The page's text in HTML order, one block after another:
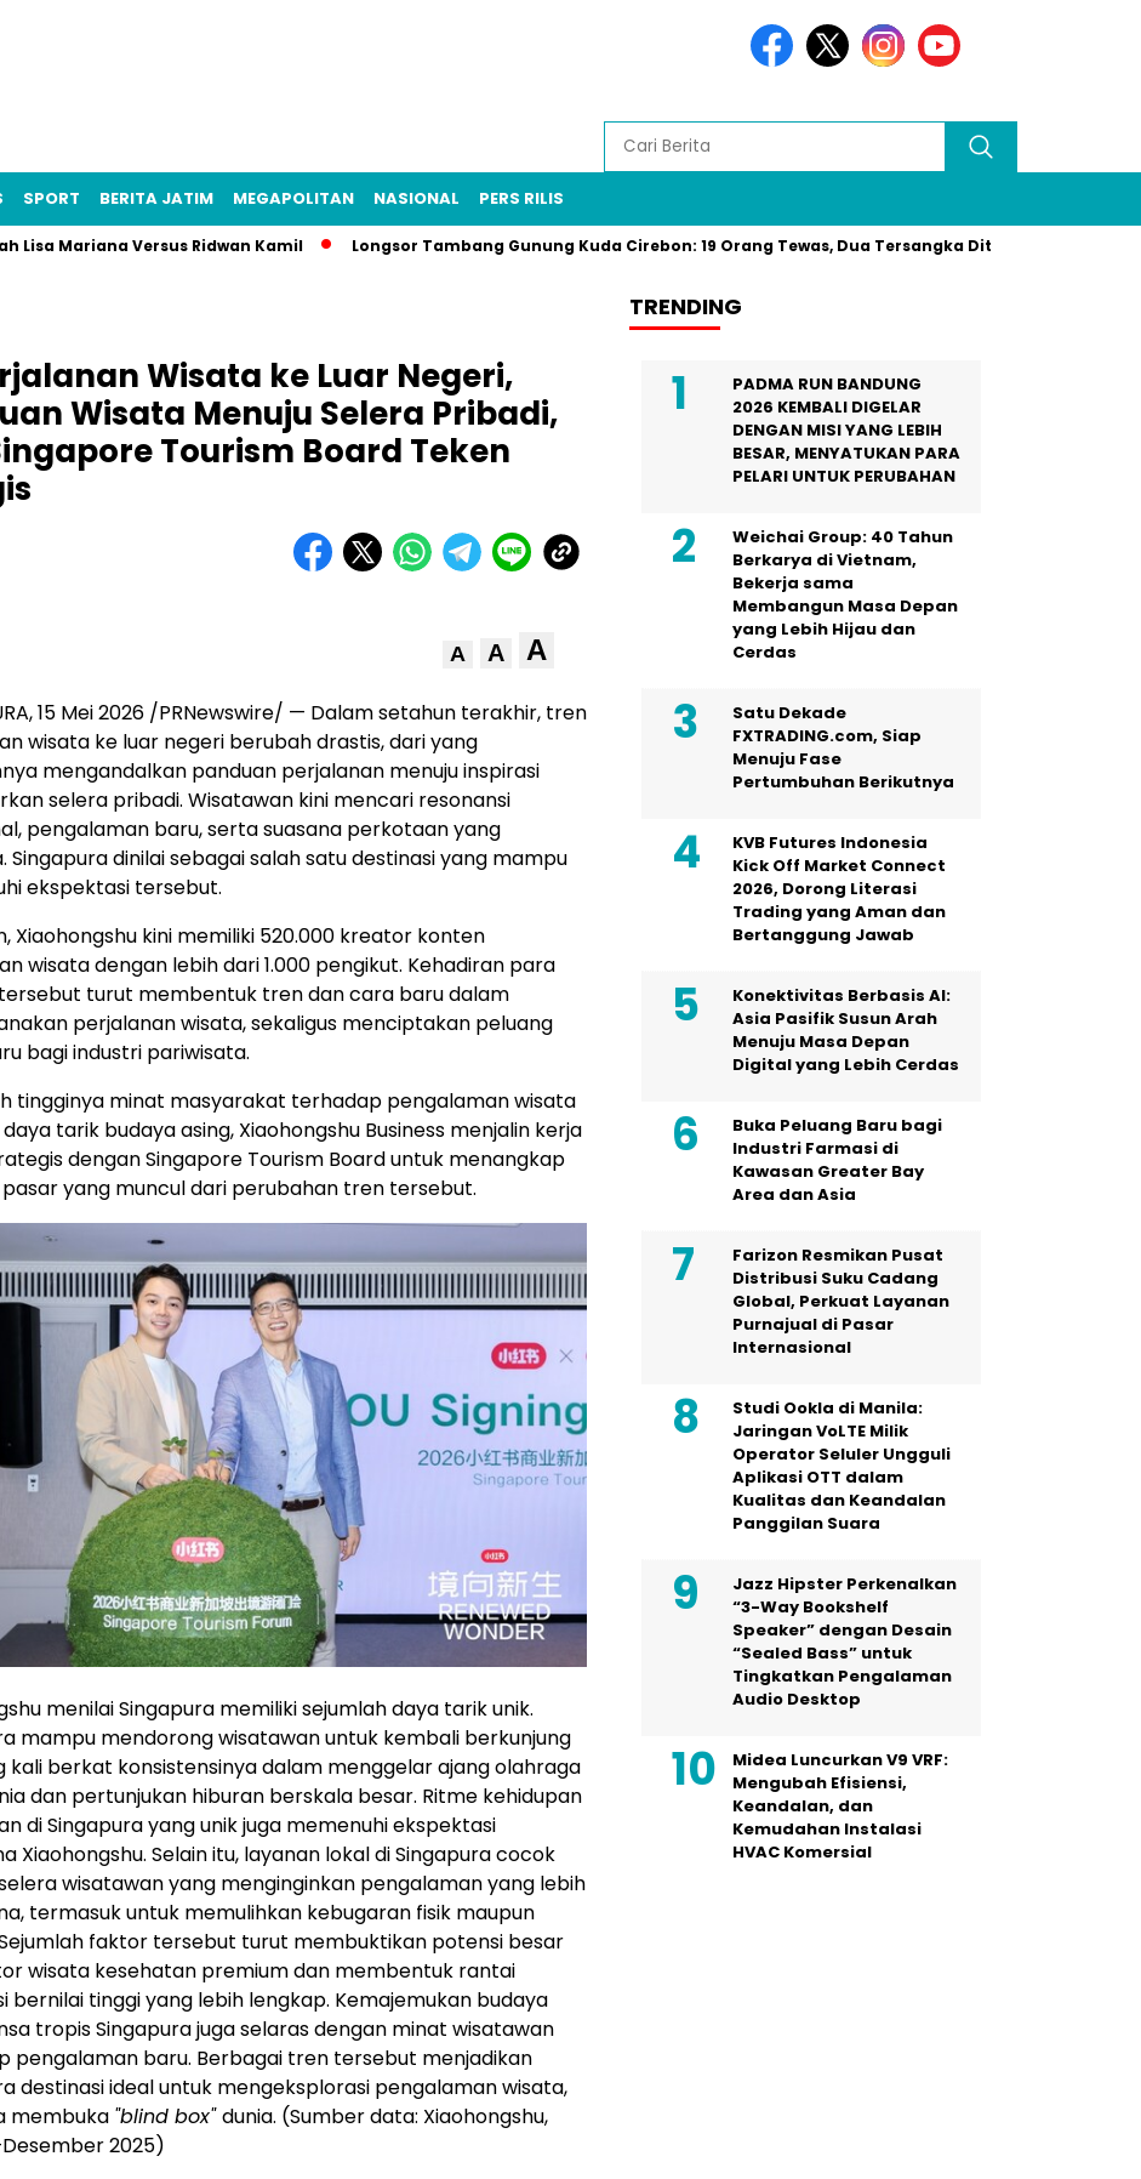
SPORT BERITA JATIM MEGAPOLITAN NASIONAL PERS RILIS
Lisa Mariana Versus Ridwan Kamil Longsor Tambang Gunung Kuda Cirebon: 19 Orang Tewas, Dua Tersangka Ditangkap Polisi
Wisata ke Luar Negeri,
Wisata Menuju Selera Pribadi,
Tourism Board Teken
A A A
15 Mei 2026 /PRNewswire/ — Dalam setahun terakhir, tren
wisata ke luar negeri berubah drastis, dari yang
mengandalkan panduan perjalanan menuju inspirasi
selera pribadi. Wisatawan kini mencari resonansi
pengalaman baru, serta suasana perkotaan yang
Singapura dinilai sebagai salah satu destinasi yang mampu
ekspektasi tersebut.
Xiaohongshu kini memiliki 520.000 kreator konten
wisata dengan lebih dari 1.000 pengikut. Kehadiran para
turut membentuk tren dan cara baru dalam
perjalanan wisata, sekaligus menciptakan peluang
bagi industri pariwisata.
tingginya minat masyarakat terhadap pengalaman wisata
tarik budaya asing, Xiaohongshu Business menjalin kerja
dengan Singapore Tourism Board untuk menangkap
yang muncul dari perubahan tren tersebut.
menilai Singapura memiliki sejumlah daya tarik unik.
mampu mendorong wisatawan untuk kembali berkunjung
kali berkat konsistensinya dalam menggelar ajang olahraga
dan pertunjukan hiburan berskala besar. Ritme kehidupan
di Singapura yang unik juga memenuhi ekspektasi
Xiaohongshu. Selain itu, layanan lokal di Singapura cocok
wisatawan yang menginginkan pengalaman yang lebih
termasuk untuk memulihkan kebugaran fisik maupun
faktor tersebut turut membuktikan potensi besar
wisata kesehatan premium dan membentuk rantai
bernilai tinggi yang lebih lengkap. Kemajemukan budaya
tropis Singapura juga selaras dengan minat wisatawan
pengalaman baru. Berbagai tren tersebut menjadikan
destinasi ideal untuk mengeksplorasi pengalaman wisata,
membuka "blind box"dunia. (Sumber data: Xiaohongshu,
2025)
TRENDING
PADMA RUN BANDUNG
2026 KEMBALI DIGELAR
DENGAN MISI YANG LEBIH
BESAR, MENYATUKAN PARA
PELARI UNTUK PERUBAHAN
Weichai Group: 40 Tahun
Berkarya di Vietnam,
Bekerja sama
Membangun Masa Depan
yang Lebih Hijau dan
Cerdas
Satu Dekade
FXTRADING.com, Siap
Menuju Fase
Pertumbuhan Berikutnya
KVB Futures Indonesia
Kick Off Market Connect
2026, Dorong Literasi
Trading yang Aman dan
Bertanggung Jawab
Konektivitas Berbasis AI:
Asia Pasifik Susun Arah
Menuju Masa Depan
Digital yang Lebih Cerdas
Buka Peluang Baru bagi
Industri Farmasi di
Kawasan Greater Bay
Area dan Asia
Farizon Resmikan Pusat
Distribusi Suku Cadang
Global, Perkuat Layanan
Purnajual di Pasar
Internasional
Studi Ookla di Manila:
Jaringan VoLTE Milik
Operator Seluler Ungguli
Aplikasi OTT dalam
Kualitas dan Keandalan
Panggilan Suara
Jazz Hipster Perkenalkan
“3-Way Bookshelf
Speaker” dengan Desain
“Sealed Bass” untuk
Tingkatkan Pengalaman
Audio Desktop
Midea Luncurkan V9 VRF:
Mengubah Efisiensi,
Keandalan, dan
Kemudahan Instalasi
HVAC Komersial